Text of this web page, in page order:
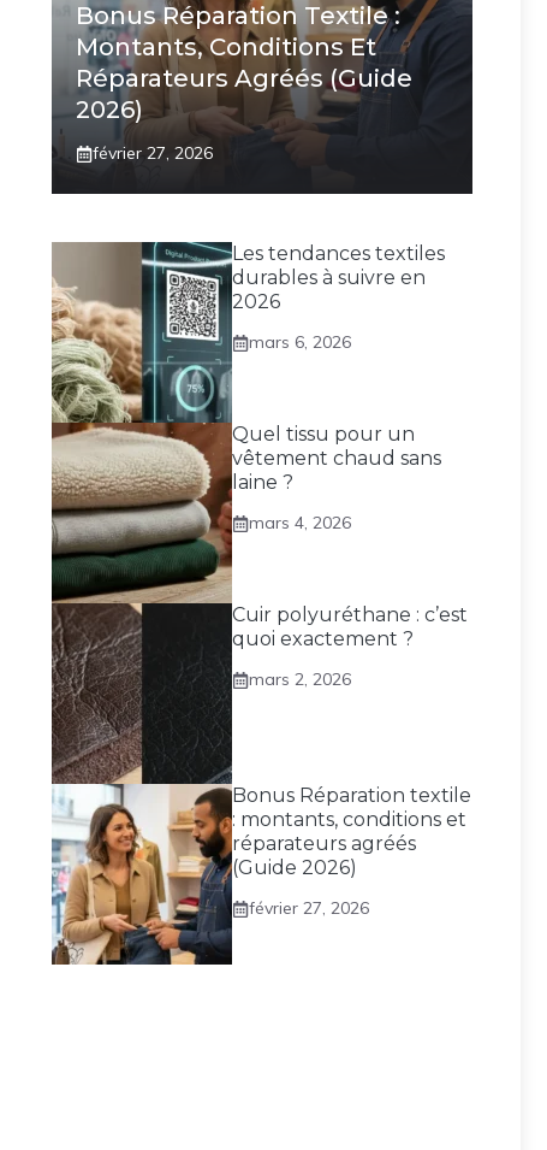
Bonus Réparation Textile :
Montants, Conditions Et
Réparateurs Agréés (Guide
2026)
février 27, 2026
Les tendances textiles
durables à suivre en
2026
mars 6, 2026
Quel tissu pour un
vêtement chaud sans
laine ?
mars 4, 2026
Cuir polyuréthane : c’est
quoi exactement ?
mars 2, 2026
Bonus Réparation textile
: montants, conditions et
réparateurs agréés
(Guide 2026)
février 27, 2026